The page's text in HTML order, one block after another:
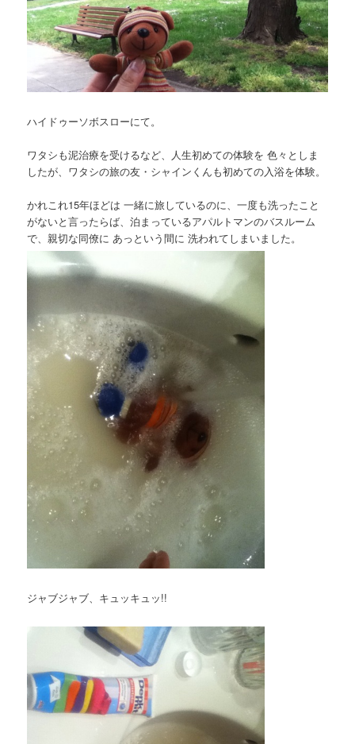
ハイドゥーソボスローにて。
ワタシも泥治療を受けるなど、人生初めての体験を 色々としま
したが、ワタシの旅の友・シャインくんも初めての入浴を体験。
かれこれ15年ほどは 一緒に旅しているのに、一度も洗ったこと
がないと言ったらば、泊まっているアパルトマンのバスルーム
で、親切な同僚に あっという間に 洗われてしまいました。
ジャブジャブ、キュッキュッ!!